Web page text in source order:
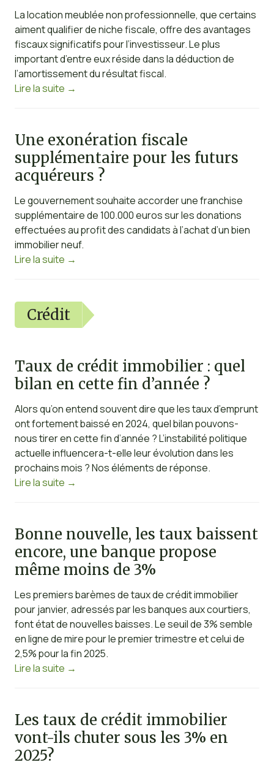
La location meublée non professionnelle, que certains
aiment qualifier de niche fiscale, offre des avantages
fiscaux significatifs pour l’investisseur. Le plus
important d’entre eux réside dans la déduction de
l’amortissement du résultat fiscal.
Lire la suite →
Une exonération fiscale
supplémentaire pour les futurs
acquéreurs ?
Le gouvernement souhaite accorder une franchise
supplémentaire de 100.000 euros sur les donations
effectuées au profit des candidats à l’achat d’un bien
immobilier neuf.
Lire la suite →
Crédit
Taux de crédit immobilier : quel
bilan en cette fin d’année ?
Alors qu’on entend souvent dire que les taux d’emprunt
ont fortement baissé en 2024, quel bilan pouvons-
nous tirer en cette fin d’année ? L’instabilité politique
actuelle influencera-t-elle leur évolution dans les
prochains mois ? Nos éléments de réponse.
Lire la suite →
Bonne nouvelle, les taux baissent
encore, une banque propose
même moins de 3%
Les premiers barèmes de taux de crédit immobilier
pour janvier, adressés par les banques aux courtiers,
font état de nouvelles baisses. Le seuil de 3% semble
en ligne de mire pour le premier trimestre et celui de
2,5% pour la fin 2025.
Lire la suite →
Les taux de crédit immobilier
vont-ils chuter sous les 3% en
2025?